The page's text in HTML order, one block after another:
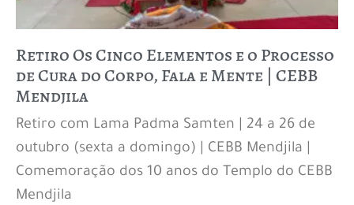
Retiro Os Cinco Elementos e o Processo
de Cura do Corpo, Fala e Mente | CEBB
Mendjila
Retiro com Lama Padma Samten | 24 a 26 de
outubro (sexta a domingo) | CEBB Mendjila |
Comemoração dos 10 anos do Templo do CEBB
Mendjila